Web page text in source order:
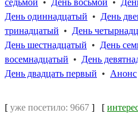
День одиннадцатый • День
тринадцатый • День
День шестнадцатый • День
восемнадцатый • День
День двадцать первый • Анонс
[ уже посетило: 9667 ] [